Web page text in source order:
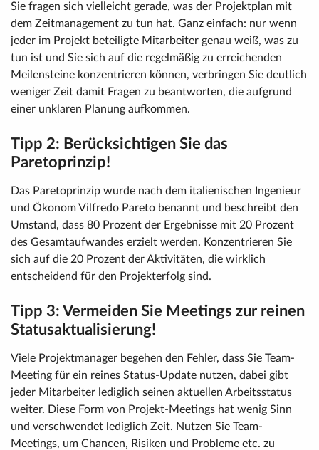
Sie fragen sich vielleicht gerade, was der Projektplan mit
dem Zeitmanagement zu tun hat. Ganz einfach: nur wenn
jeder im Projekt beteiligte Mitarbeiter genau weiß, was zu
tun ist und Sie sich auf die regelmäßig zu erreichenden
Meilensteine konzentrieren können, verbringen Sie deutlich
weniger Zeit damit Fragen zu beantworten, die aufgrund
einer unklaren Planung aufkommen.
Tipp 2: Berücksichtigen Sie das
Paretoprinzip!
Das Paretoprinzip wurde nach dem italienischen Ingenieur
und Ökonom Vilfredo Pareto benannt und beschreibt den
Umstand, dass 80 Prozent der Ergebnisse mit 20 Prozent
des Gesamtaufwandes erzielt werden. Konzentrieren Sie
sich auf die 20 Prozent der Aktivitäten, die wirklich
entscheidend für den Projekterfolg sind.
Tipp 3: Vermeiden Sie Meetings zur reinen
Statusaktualisierung!
Viele Projektmanager begehen den Fehler, dass Sie Team-
Meeting für ein reines Status-Update nutzen, dabei gibt
jeder Mitarbeiter lediglich seinen aktuellen Arbeitsstatus
weiter. Diese Form von Projekt-Meetings hat wenig Sinn
und verschwendet lediglich Zeit. Nutzen Sie Team-
Meetings, um Chancen, Risiken und Probleme etc. zu